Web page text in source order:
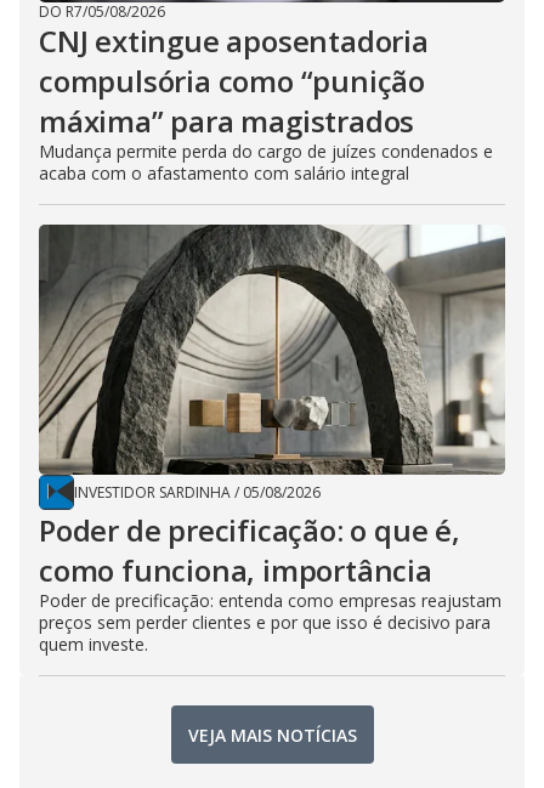
DO R7/05/08/2026
CNJ extingue aposentadoria
compulsória como “punição
máxima” para magistrados
Mudança permite perda do cargo de juízes condenados e
acaba com o afastamento com salário integral
INVESTIDOR SARDINHA/ 05/08/2026
Poder de precificação: o que é,
como funciona, importância
Poder de precificação: entenda como empresas reajustam
preços sem perder clientes e por que isso é decisivo para
quem investe.
VEJA MAIS NOTÍCIAS